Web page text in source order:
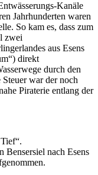
Kanäle
Jahrhunderten waren
So kam es, dass zum
zwei
aus Esens
direkt
durch den
war der noch
Piraterie entlang der
Bensersiel nach Esens